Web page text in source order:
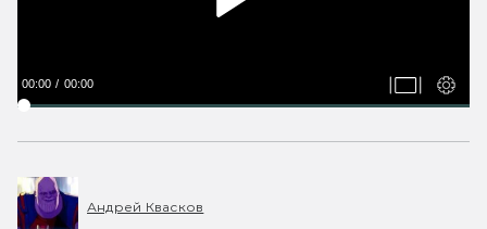
00:00 00:00
Андрей Квасков